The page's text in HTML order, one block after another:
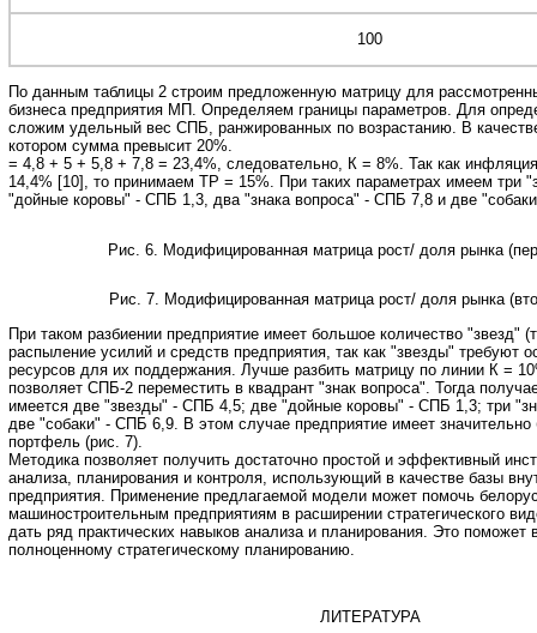
100
По данным таблицы 2 строим предложенную матрицу для
бизнеса предприятия МП. Определяем границы параметров. Для
сложим удельный вес СПБ, ранжированных по возрастанию. В
котором сумма превысит 20%.
= 4,8 + 5 + 5,8 + 7,8 = 23,4%, следовательно, К = 8%. Так как
14,4% [10], то принимаем ТР = 15%. При таких параметрах имеем три
"дойные коровы" - СПБ 1,3, два "знака вопроса" - СПБ 7,8 и две
Рис. 6. Модифицированная матрица рост/ доля рынка
Рис. 7. Модифицированная матрица рост/ доля рынка
При таком разбиении предприятие имеет большое количество "звезд"
распыление усилий и средств предприятия, так как "звезды" требуют
ресурсов для их поддержания. Лучше разбить матрицу по линии К =
позволяет СПБ-2 переместить в квадрант "знак вопроса". Тогда
имеется две "звезды" - СПБ 4,5; две "дойные коровы" - СПБ 1,3; три
две "собаки" - СПБ 6,9. В этом случае предприятие имеет
портфель (рис. 7).
Методика позволяет получить достаточно простой и эффективный
анализа, планирования и контроля, использующий в качестве базы
предприятия. Применение предлагаемой модели может помочь
машиностроительным предприятиям в расширении стратегического
дать ряд практических навыков анализа и планирования. Это
полноценному стратегическому планированию.
ЛИТЕРАТУРА